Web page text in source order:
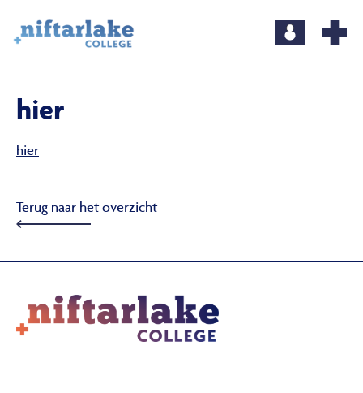
hier
hier
Terug naar het overzicht